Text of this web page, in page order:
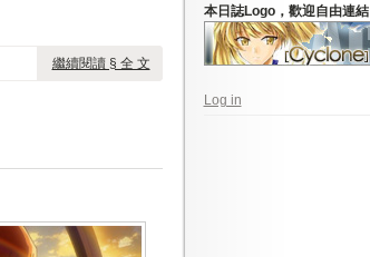
繼續閱讀 § 全 文
本日誌Logo，歡迎自由連結
Log in